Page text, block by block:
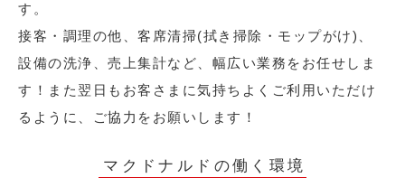
す。
接客・調理の他、客席清掃(拭き掃除・モップがけ)、
設備の洗浄、売上集計など、幅広い業務をお任せしま
す！また翌日もお客さまに気持ちよくご利用いただけ
るように、ご協力をお願いします！
マクドナルドの働く環境